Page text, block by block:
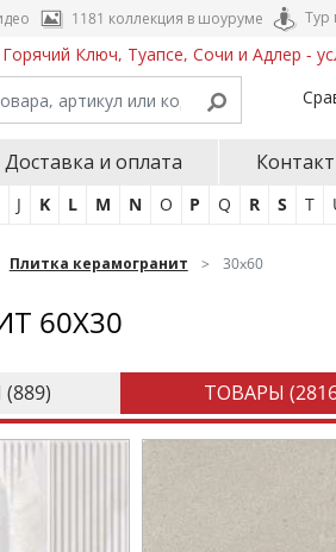
1181 коллекция в шоуруме Тур
Ключ, Туапсе, Сочи и Адлер -
Доставка и оплата
J K L M N O P Q R S T
Плитка керамогранит 30x60
60Х30
(889) ТОВАРЫ (